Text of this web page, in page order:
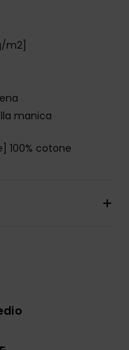
m2]
manica
100% cotone